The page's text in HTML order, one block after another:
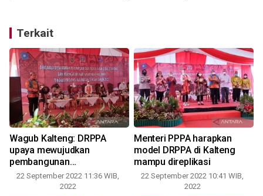
Terkait
Wagub Kalteng: DRPPA
upaya mewujudkan
pembangunan
berkesetaraan
22 September 2022 11:36 WIB,
2022
Menteri PPPA harapkan
model DRPPA di Kalteng
mampu direplikasi
22 September 2022 10:41 WIB,
2022